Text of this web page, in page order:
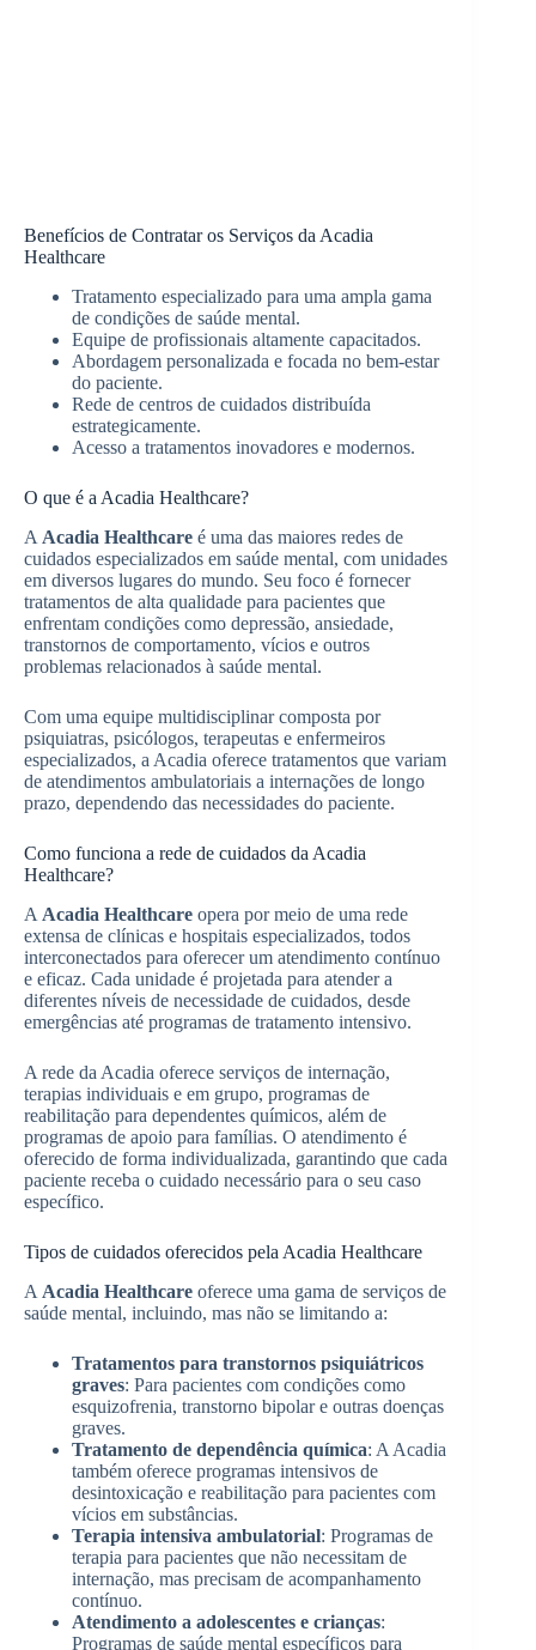
Benefícios de Contratar os Serviços da Acadia
Healthcare
Tratamento especializado para uma ampla gama
de condições de saúde mental.
Equipe de profissionais altamente capacitados.
Abordagem personalizada e focada no bem-estar
do paciente.
Rede de centros de cuidados distribuída
estrategicamente.
Acesso a tratamentos inovadores e modernos.
O que é a Acadia Healthcare?
A Acadia Healthcare é uma das maiores redes de
cuidados especializados em saúde mental, com unidades
em diversos lugares do mundo. Seu foco é fornecer
tratamentos de alta qualidade para pacientes que
enfrentam condições como depressão, ansiedade,
transtornos de comportamento, vícios e outros
problemas relacionados à saúde mental.
Com uma equipe multidisciplinar composta por
psiquiatras, psicólogos, terapeutas e enfermeiros
especializados, a Acadia oferece tratamentos que variam
de atendimentos ambulatoriais a internações de longo
prazo, dependendo das necessidades do paciente.
Como funciona a rede de cuidados da Acadia
Healthcare?
A Acadia Healthcare opera por meio de uma rede
extensa de clínicas e hospitais especializados, todos
interconectados para oferecer um atendimento contínuo
e eficaz. Cada unidade é projetada para atender a
diferentes níveis de necessidade de cuidados, desde
emergências até programas de tratamento intensivo.
A rede da Acadia oferece serviços de internação,
terapias individuais e em grupo, programas de
reabilitação para dependentes químicos, além de
programas de apoio para famílias. O atendimento é
oferecido de forma individualizada, garantindo que cada
paciente receba o cuidado necessário para o seu caso
específico.
Tipos de cuidados oferecidos pela Acadia Healthcare
A Acadia Healthcare oferece uma gama de serviços de
saúde mental, incluindo, mas não se limitando a:
Tratamentos para transtornos psiquiátricos
graves: Para pacientes com condições como
esquizofrenia, transtorno bipolar e outras doenças
graves.
Tratamento de dependência química: A Acadia
também oferece programas intensivos de
desintoxicação e reabilitação para pacientes com
vícios em substâncias.
Terapia intensiva ambulatorial: Programas de
terapia para pacientes que não necessitam de
internação, mas precisam de acompanhamento
contínuo.
Atendimento a adolescentes e crianças:
Programas de saúde mental específicos para